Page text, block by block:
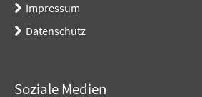
Impressum
Datenschutz
Soziale Medien